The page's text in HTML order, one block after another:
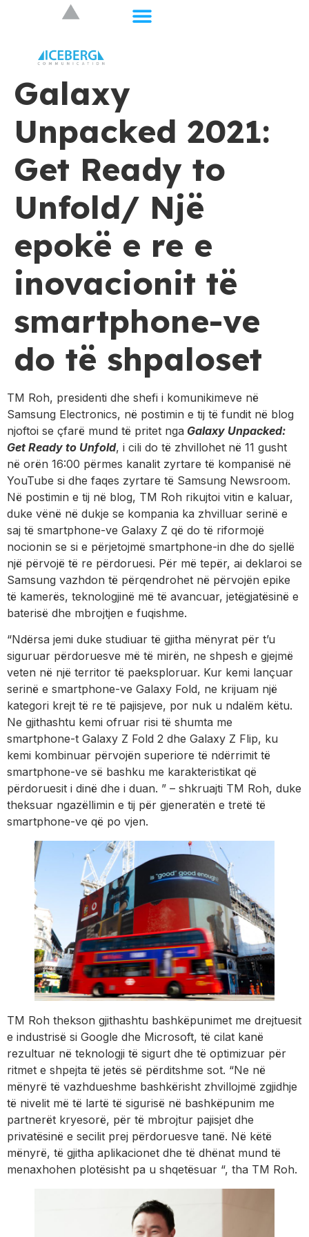
Galaxy
Unpacked 2021:
Get Ready to
Unfold/ Një
epokë e re e
inovacionit të
smartphone-ve
do të shpaloset
TM Roh, presidenti dhe shefi i komunikimeve në
Samsung Electronics, në postimin e tij të fundit në blog
njoftoi se çfarë mund të pritet nga Galaxy Unpacked:
Get Ready to Unfold, i cili do të zhvillohet në 11 gusht
në orën 16:00 përmes kanalit zyrtare të kompanisë në
YouTube si dhe faqes zyrtare të Samsung Newsroom.
Në postimin e tij në blog, TM Roh rikujtoi vitin e kaluar,
duke vënë në dukje se kompania ka zhvilluar serinë e
saj të smartphone-ve Galaxy Z që do të riformojë
nocionin se si e përjetojmë smartphone-in dhe do sjellë
një përvojë të re përdoruesi. Për më tepër, ai deklaroi se
Samsung vazhdon të përqendrohet në përvojën epike
të kamerës, teknologjinë më të avancuar, jetëgjatësinë e
baterisë dhe mbrojtjen e fuqishme.
“Ndërsa jemi duke studiuar të gjitha mënyrat për t’u
siguruar përdoruesve më të mirën, ne shpesh e gjejmë
veten në një territor të paeksploruar. Kur kemi lançuar
serinë e smartphone-ve Galaxy Fold, ne krijuam një
kategori krejt të re të pajisjeve, por nuk u ndalëm këtu.
Ne gjithashtu kemi ofruar risi të shumta me
smartphone-t Galaxy Z Fold 2 dhe Galaxy Z Flip, ku
kemi kombinuar përvojën superiore të ndërrimit të
smartphone-ve së bashku me karakteristikat që
përdoruesit i dinë dhe i duan. ” – shkruajti TM Roh, duke
theksuar ngazëllimin e tij për gjeneratën e tretë të
smartphone-ve që po vjen.
TM Roh thekson gjithashtu bashkëpunimet me drejtuesit
e industrisë si Google dhe Microsoft, të cilat kanë
rezultuar në teknologji të sigurt dhe të optimizuar për
ritmet e shpejta të jetës së përditshme sot. “Ne në
mënyrë të vazhdueshme bashkërisht zhvillojmë zgjidhje
të nivelit më të lartë të sigurisë në bashkëpunim me
partnerët kryesorë, për të mbrojtur pajisjet dhe
privatësinë e secilit prej përdoruesve tanë. Në këtë
mënyrë, të gjitha aplikacionet dhe të dhënat mund të
menaxhohen plotësisht pa u shqetësuar “, tha TM Roh.